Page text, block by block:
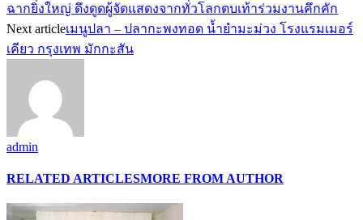
ฉากยิ่งใหญ่ ดึงดูดผู้จัดแสดงจากทั่วโลกตบเท้าร่วมงานคึกคัก
Next articleเมนูปลา – ปลากะพงทอด น้ำยำมะม่วง โรงแรมเมอร์
เคียว กรุงเทพ มักกะสัน
admin
RELATED ARTICLESMORE FROM AUTHOR